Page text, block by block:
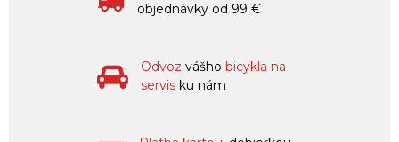
objednávky od 99 €
Odvoz vášho bicykla na
servis ku nám